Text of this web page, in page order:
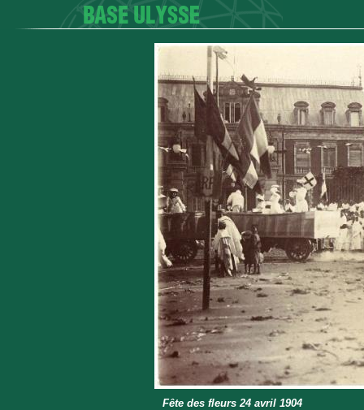
Fête des fleurs 24 avril 1904